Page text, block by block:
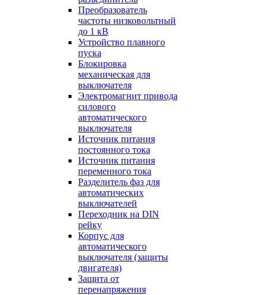
Преобразователь
частоты низковольтный
до 1 кВ
Устройство плавного
пуска
Блокировка
механическая для
выключателя
Электромагнит привода
силового
автоматического
выключателя
Источник питания
постоянного тока
Источник питания
переменного тока
Разделитель фаз для
автоматических
выключателей
Переходник на DIN
рейку
Корпус для
автоматического
выключателя (защиты
двигателя)
Защита от
перенапряжения